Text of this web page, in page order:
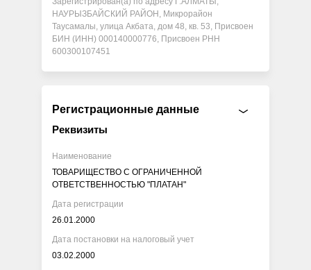
НАУРЫЗБАЙСКИЙ РАЙОН, Микрорайон
Таусамалы, улица Акбата, дом 48, кв. 53, Присвоен
БИН (ИНН) 000140000776, Присвоен РНН
600300107451
Регистрационные данные
Реквизиты
Наименование
ТОВАРИЩЕСТВО С ОГРАНИЧЕННОЙ
ОТВЕТСТВЕННОСТЬЮ "ПЛАТАН"
Дата регистрации
26.01.2000
Дата постановки на налоговый учет
03.02.2000